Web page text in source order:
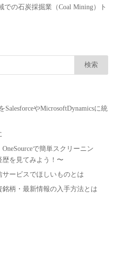
での石炭採掘業（Coal Mining）ト
SalesforceやMicrosoftDynamicsに統
で簡単スクリーニン
を見てみよう！〜
サービスでほしいものとは
銘柄・最新情報の入手方法とは